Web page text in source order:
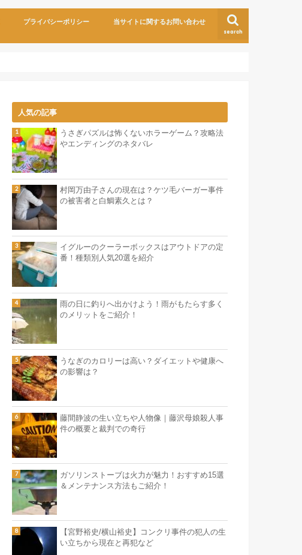
search
プライバシーポリシー 当サイトに関するお問い合わせ
人気の記事
うさぎパズルは怖くないホラーゲーム？攻略法
やエンディングのネタバレ
村岡万由子さんの現在は？ケツ毛バーガー事件
の被害者と白鯛素久とは？
イグルーのクーラーボックスはアウトドアの定
番！種類別人気20選を紹介
雨の日に釣りへ出かけよう！雨がもたらす多く
のメリットをご紹介！
うなぎのカロリーは高い？ダイエットや健康へ
の影響は？
藤間静波の生い立ちや人物像｜藤沢母娘殺人事
件の概要と裁判での奇行
ガソリンストーブは火力が魅力！おすすめ15選
＆メンテナンス方法もご紹介！
【宮野裕史/横山裕史】コンクリ事件の犯人の生
い立ちから現在と再犯など